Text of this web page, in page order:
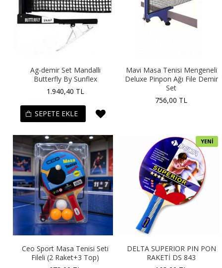
Ag-demir Set Mandalli
Butterfly By Sunflex
1.940,40 TL
SEPETE EKLE
Mavi Masa Tenisi Mengeneli
Deluxe Pinpon Ağı File Demir
Set
756,00 TL
Ceo Sport Masa Tenisi Seti
Fileli (2 Raket+3 Top)
YENI
DELTA SUPERIOR PIN PON
RAKETİ DS 843